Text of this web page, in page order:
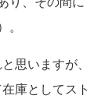
。
思いますが、
庫としてスト